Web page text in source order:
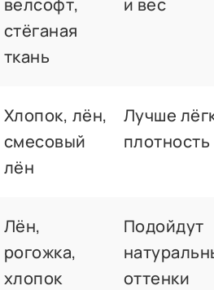
стёганая
ткань
Хлопок, лён,
смесовый
лён
Лучше
плотность
Лён,
рогожка,
хлопок
Подойдут
оттенки